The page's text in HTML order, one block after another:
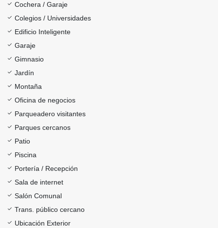
Cochera / Garaje
Colegios / Universidades
Edificio Inteligente
Garaje
Gimnasio
Jardín
Montaña
Oficina de negocios
Parqueadero visitantes
Parques cercanos
Patio
Piscina
Portería / Recepción
Sala de internet
Salón Comunal
Trans. público cercano
Ubicación Exterior